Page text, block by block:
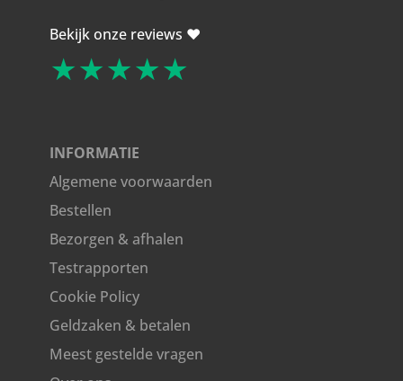
Bekijk onze reviews ❤️
★★★★★
INFORMATIE
Algemene voorwaarden
Bestellen
Bezorgen & afhalen
Testrapporten
Cookie Policy
Geldzaken & betalen
Meest gestelde vragen